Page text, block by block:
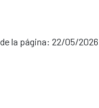
la página: 22/05/2026